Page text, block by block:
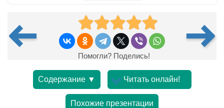
Помогли? Поделись!
Содержание ▼ Читать онлайн!
Похожие презентации